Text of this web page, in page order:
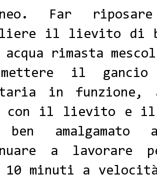
Far
il lievito di
rimasta
mettere il
in funzione,
con il lievito e il
ben
a lavorare
minuti a velocità